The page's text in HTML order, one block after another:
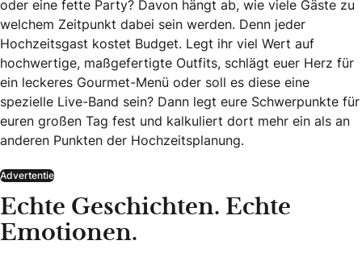
oder eine fette Party? Davon hängt ab, wie viele Gäste zu
welchem Zeitpunkt dabei sein werden. Denn jeder
Hochzeitsgast kostet Budget. Legt ihr viel Wert auf
hochwertige, maßgefertigte Outfits, schlägt euer Herz für
ein leckeres Gourmet-Menü oder soll es diese eine
spezielle Live-Band sein? Dann legt eure Schwerpunkte für
euren großen Tag fest und kalkuliert dort mehr ein als an
anderen Punkten der Hochzeitsplanung.
Advertentie
Echte Geschichten. Echte
Emotionen.